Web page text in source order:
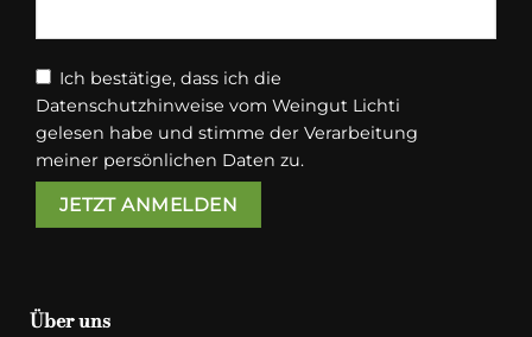
Über uns
Ich bestätige, dass ich die
Datenschutzhinweise vom Weingut Lichti
gelesen habe und stimme der Verarbeitung
meiner persönlichen Daten zu.